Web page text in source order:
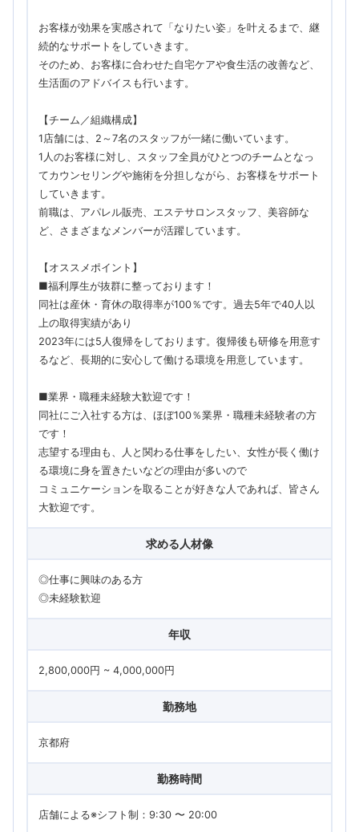
お客様が効果を実感されて「なりたい姿」を叶えるまで、継
続的なサポートをしていきます。
そのため、お客様に合わせた自宅ケアや食生活の改善など、
生活面のアドバイスも行います。
【チーム／組織構成】
1店舗には、2～7名のスタッフが一緒に働いています。
1人のお客様に対し、スタッフ全員がひとつのチームとなっ
てカウンセリングや施術を分担しながら、お客様をサポート
していきます。
前職は、アパレル販売、エステサロンスタッフ、美容師な
ど、さまざまなメンバーが活躍しています。
【オススメポイント】
■福利厚生が抜群に整っております！
同社は産休・育休の取得率が100％です。過去5年で40人以
上の取得実績があり
2023年には5人復帰をしております。復帰後も研修を用意す
るなど、長期的に安心して働ける環境を用意しています。
■業界・職種未経験大歓迎です！
同社にご入社する方は、ほぼ100％業界・職種未経験者の方
です！
志望する理由も、人と関わる仕事をしたい、女性が長く働け
る環境に身を置きたいなどの理由が多いので
コミュニケーションを取ることが好きな人であれば、皆さん
大歓迎です。
求める人材像
◎仕事に興味のある方
◎未経験歓迎
年収
2,800,000円 ~ 4,000,000円
勤務地
京都府
勤務時間
店舗による※シフト制：9:30 〜 20:00